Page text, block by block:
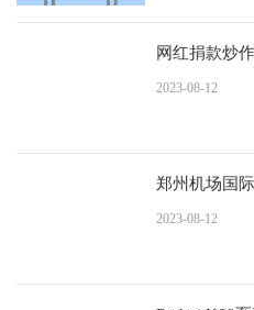
网红捐款炒
2023-08-12
郑州机场国
2023-08-12